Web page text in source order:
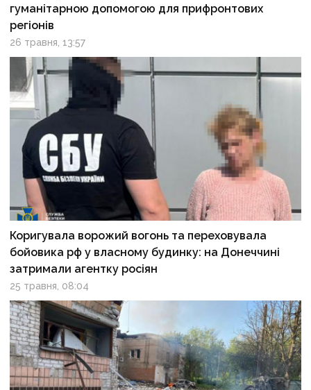
гуманітарною допомогою для прифронтових
регіонів
26 травня, 13:57
Коригувала ворожий вогонь та переховувала
бойовика рф у власному будинку: на Донеччині
затримали агентку росіян
25 травня, 08:04